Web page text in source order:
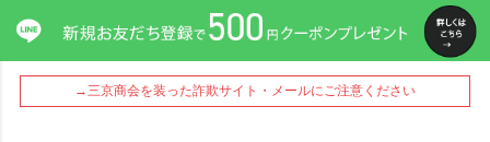
→三京商会を装った詐欺サイト・メールにご注意ください